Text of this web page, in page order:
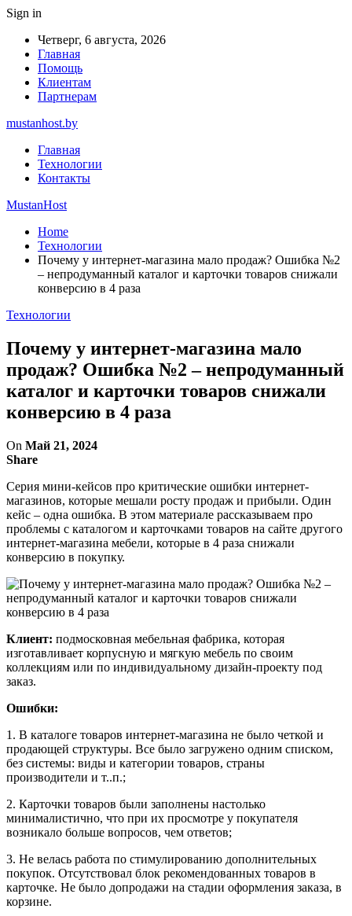
Sign in
Четверг, 6 августа, 2026
Главная
Помощь
Клиентам
Партнерам
mustanhost.by
Главная
Технологии
Контакты
MustanHost
Home
Технологии
Почему у интернет-магазина мало продаж? Ошибка №2
– непродуманный каталог и карточки товаров снижали
конверсию в 4 раза
Технологии
Почему у интернет-магазина мало
продаж? Ошибка №2 – непродуманный
каталог и карточки товаров снижали
конверсию в 4 раза
On Май 21, 2024
Share
Серия мини-кейсов про критические ошибки интернет-
магазинов, которые мешали росту продаж и прибыли. Один
кейс – одна ошибка. В этом материале рассказываем про
проблемы с каталогом и карточками товаров на сайте другого
интернет-магазина мебели, которые в 4 раза снижали
конверсию в покупку.
Клиент: подмосковная мебельная фабрика, которая
изготавливает корпусную и мягкую мебель по своим
коллекциям или по индивидуальному дизайн-проекту под
заказ.
Ошибки:
1. В каталоге товаров интернет-магазина не было четкой и
продающей структуры. Все было загружено одним списком,
без системы: виды и категории товаров, страны
производители и т..п.;
2. Карточки товаров были заполнены настолько
минималистично, что при их просмотре у покупателя
возникало больше вопросов, чем ответов;
3. Не велась работа по стимулированию дополнительных
покупок. Отсутствовал блок рекомендованных товаров в
карточке. Не было допродажи на стадии оформления заказа, в
корзине.